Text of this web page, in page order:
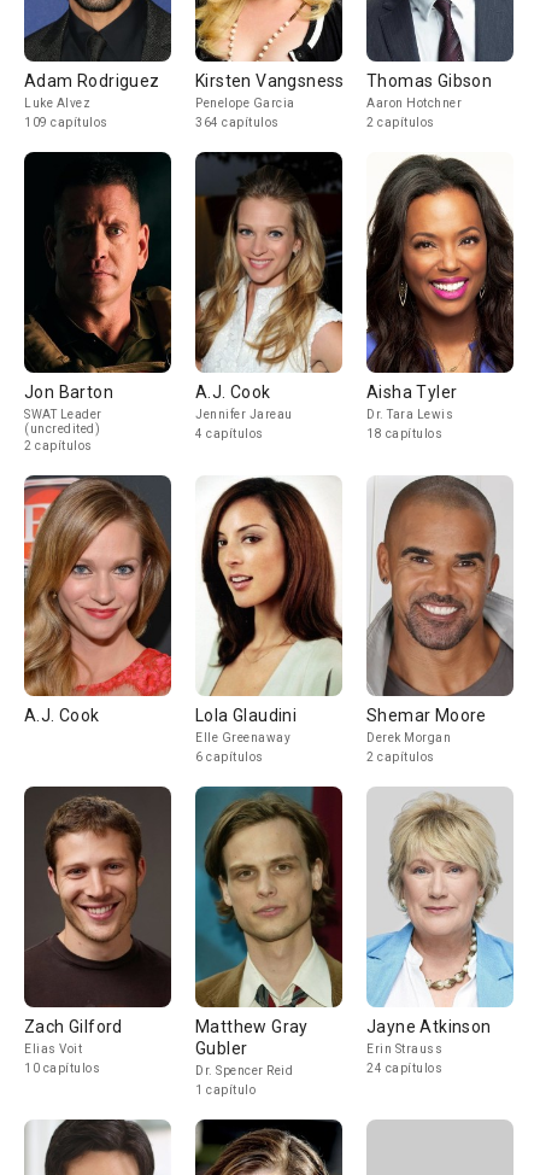
Adam Rodriguez
Luke Alvez
109 capítulos
Kirsten Vangsness
Penelope Garcia
364 capítulos
Thomas Gibson
Aaron Hotchner
2 capítulos
Jon Barton
SWAT Leader
(uncredited)
2 capítulos
A.J. Cook
Jennifer Jareau
4 capítulos
Aisha Tyler
Dr. Tara Lewis
18 capítulos
A.J. Cook Lola Glaudini
Elle Greenaway
6 capítulos
Shemar Moore
Derek Morgan
2 capítulos
Zach Gilford
Elias Voit
10 capítulos
Matthew Gray
Gubler
Dr. Spencer Reid
1 capítulo
Jayne Atkinson
Erin Strauss
24 capítulos